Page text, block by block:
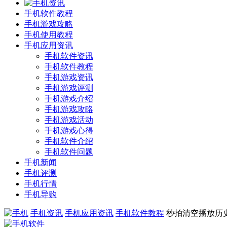
手机软件教程
手机游戏攻略
手机使用教程
手机应用资讯
手机软件资讯
手机软件教程
手机游戏资讯
手机游戏评测
手机游戏介绍
手机游戏攻略
手机游戏活动
手机游戏心得
手机软件介绍
手机软件问题
手机新闻
手机评测
手机行情
手机导购
手机资讯 手机应用资讯 手机软件教程 秒拍清空播放历